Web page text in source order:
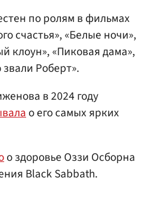
по ролям в фильмах
счастья», «Белые ночи»,
клоун», «Пиковая дама»,
Роберт».
в 2024 году
о его самых ярких
о здоровье Оззи Осборна
Black Sabbath.